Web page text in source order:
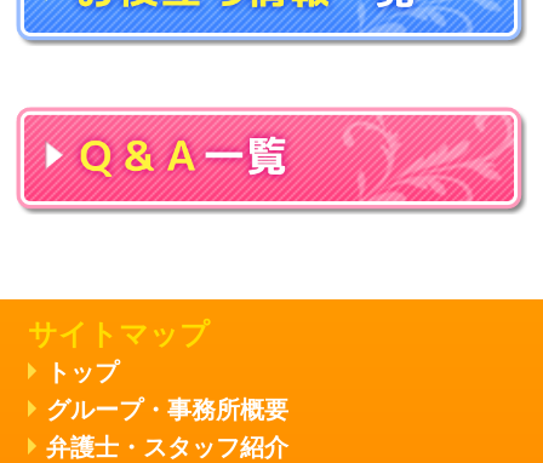
サイトマップ
トップ
グループ・事務所概要
弁護士・スタッフ紹介